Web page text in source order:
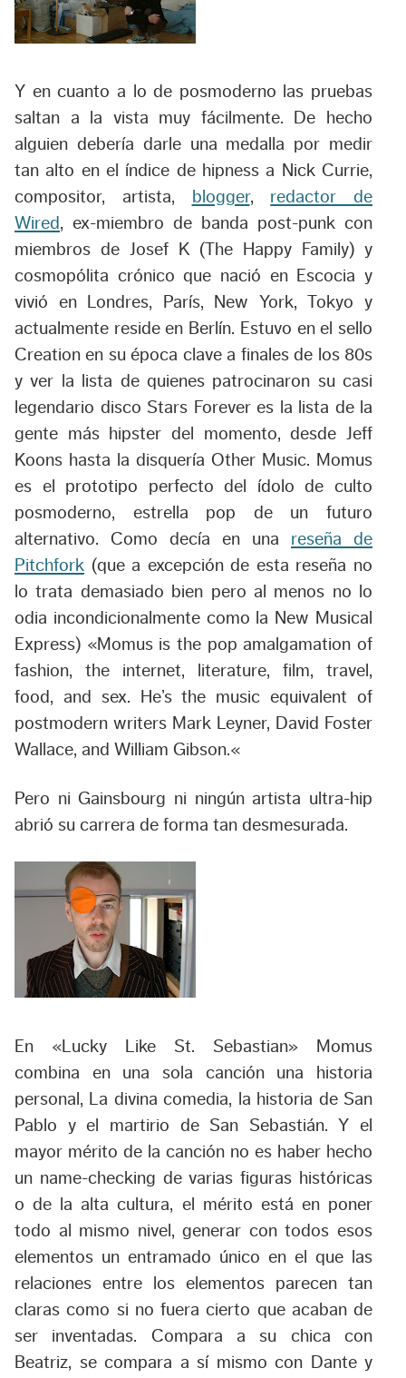
Y en cuanto a lo de posmoderno las pruebas
saltan a la vista muy fácilmente. De hecho
alguien debería darle una medalla por medir
tan alto en el índice de hipness a Nick Currie,
compositor, artista,
blogger, redactor de
Wired , ex-miembro de banda post-punk con
miembros de Josef K (The Happy Family) y
cosmopólita crónico que nació en Escocia y
vivió en Londres, París, New York, Tokyo y
actualmente reside en Berlín. Estuvo en el sello
Creation en su época clave a finales de los 80s
y ver la lista de quienes patrocinaron su casi
legendario disco Stars Foreveres la lista de la
gente más
hipster del momento, desde Jeff
Koons hasta la disquería Other Music. Momus
es el prototipo perfecto del ídolo de culto
posmoderno, estrella pop de un futuro
alternativo. Como decía en una reseña de
Pitchfork (que a excepción de esta reseña no
lo trata demasiado bien pero al menos no lo
odia incondicionalmente como la New Musical
Express) «Momus is the pop amalgamation of
fashion, the internet, literature, film, travel,
food, and sex. He’s the music equivalent of
postmodern writers Mark Leyner, David Foster
Wallace, and William Gibson.«
Pero ni Gainsbourg ni ningún artista ultra-hip
abrió su carrera de forma tan desmesurada.
En «Lucky Like St. Sebastian» Momus
combina en una sola canción una historia
personal,
La divina comedia, la historia de San
Pablo y el martirio de San Sebastián. Y el
mayor mérito de la canción no es haber hecho
un name-checking de varias figuras históricas
o de la alta cultura, el mérito está en poner
todo al mismo nivel, generar con todos esos
elementos un entramado único en el que las
relaciones entre los elementos parecen tan
claras como si no fuera cierto que acaban de
ser inventadas. Compara a su chica con
Beatriz, se compara a sí mismo con Dante y